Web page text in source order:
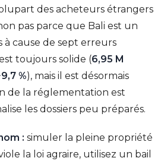
des acheteurs étrangers
pas parce que Bali est un
à cause de sept erreurs
toujours solide (6,95 M
%), mais il est désormais
de la réglementation est
les dossiers peu préparés.
: simuler la pleine propriété
la loi agraire, utilisez un bail